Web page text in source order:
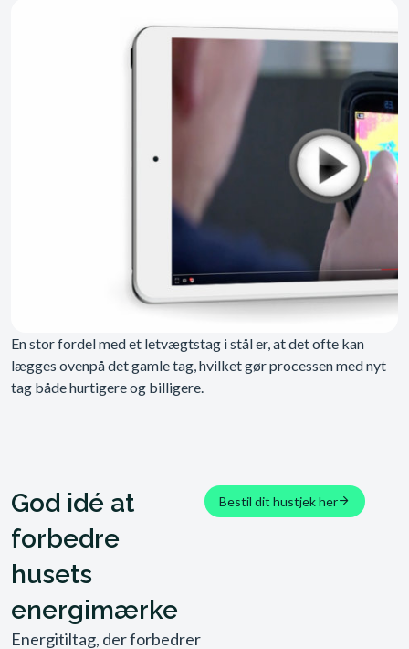
En stor fordel med et letvægtstag i stål er, at det ofte kan
lægges ovenpå det gamle tag, hvilket gør processen med nyt
tag både hurtigere og billigere.
God idé at
forbedre
husets
energimærke
Energitiltag, der forbedrer
Bestil dit hustjek her